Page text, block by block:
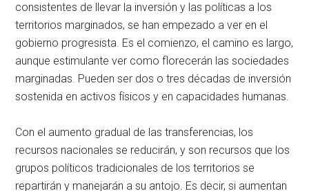
consistentes de llevar la inversión y las políticas a los
territorios marginados, se han empezado a ver en el
gobierno progresista. Es el comienzo, el camino es largo,
aunque estimulante ver como florecerán las sociedades
marginadas. Pueden ser dos o tres décadas de inversión
sostenida en activos físicos y en capacidades humanas.
Con el aumento gradual de las transferencias, los
recursos nacionales se reducirán, y son recursos que los
grupos políticos tradicionales de los territorios se
repartirán y manejarán a su antojo. Es decir, si aumentan